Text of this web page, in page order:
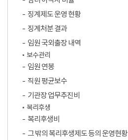
징계제도 운영 현황
징계처분 결과
임원 국외출장 내역
보수관리
임원 연봉
직원 평균보수
기관장 업무추진비
복리후생
복리후생비
그 밖의 복리후생제도 등의 운영현황